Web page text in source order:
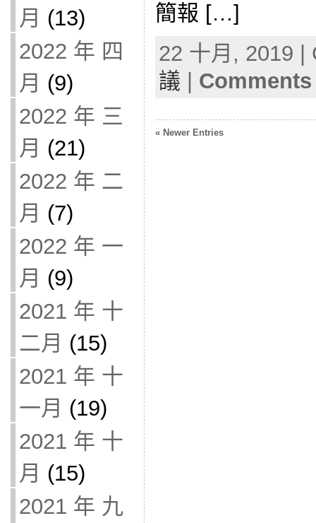
月 (13)
2022 年 四
月 (9)
2022 年 三
月 (21)
2022 年 二
月 (7)
2022 年 一
月 (9)
2021 年 十
二月 (15)
2021 年 十
一月 (19)
2021 年 十
月 (15)
2021 年 九
簡報 […]
22 十月, 2019
議
« Newer Entries